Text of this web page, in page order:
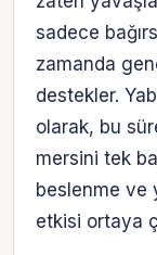
sadece
zamanda
destekler.
olarak, bu
mersini tek
beslenme ve
etkisi ortaya